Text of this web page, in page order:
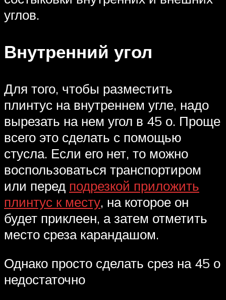
углов.
Внутренний угол
Для того, чтобы разместить
плинтус на внутреннем угле, надо
вырезать на нем угол в 45 о. Проще
всего это сделать с помощью
стусла. Если его нет, то можно
воспользоваться транспортиром
или перед подрезкой приложить
плинтус к месту, на которое он
будет приклеен, а затем отметить
место среза карандашом.
Однако просто сделать срез на 45 о
недостаточно